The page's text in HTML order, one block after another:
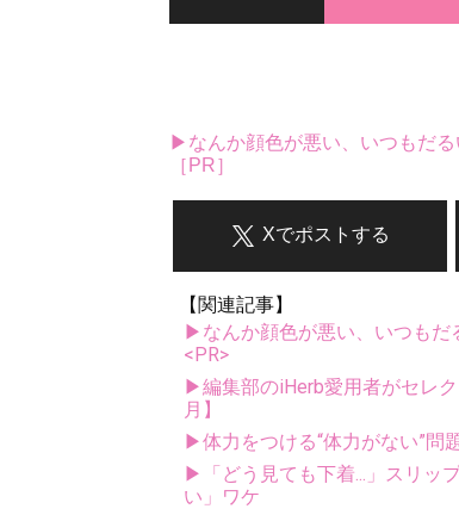
▶なんか顔色が悪い、いつもだる
［PR］
Xでポストする
【関連記事】
▶なんか顔色が悪い、いつもだ
<PR>
▶編集部のiHerb愛用者がセレ
月】
▶体力をつける“体力がない”問
▶「どう見ても下着...」スリッ
い」ワケ